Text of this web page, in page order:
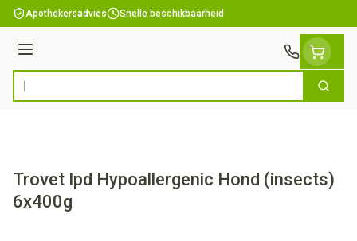
Ga naar de inhoud
Apothekersadvies Snelle beschikbaarheid
Menu
Product, merk, categorie... Zoek
Trovet Ipd Hypoallergenic Hond (insects)
6x400g